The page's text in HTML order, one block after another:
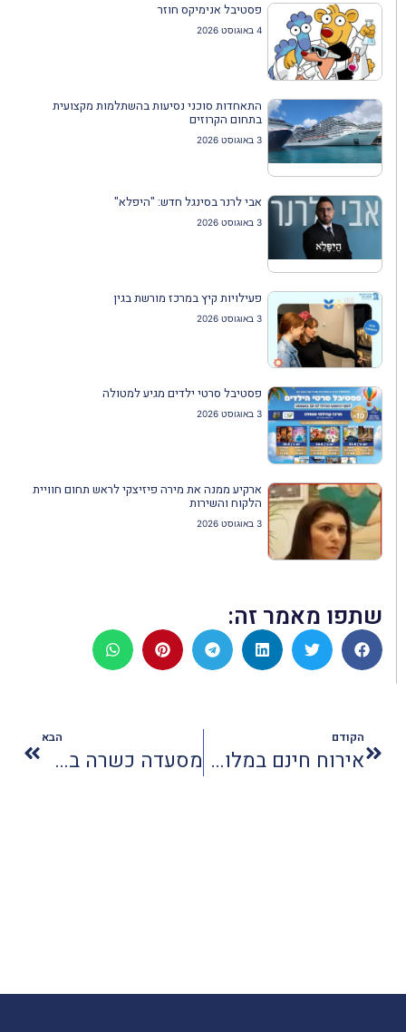
פסטיבל אנימיקס חוזר
4 באוגוסט 2026
התאחדות סוכני נסיעות בהשתלמות מקצועית
בתחום הקרוזים
3 באוגוסט 2026
אבי לרנר בסינגל חדש: "היפלא"
3 באוגוסט 2026
פעילויות קיץ במרכז מורשת בגין
3 באוגוסט 2026
פסטיבל סרטי ילדים מגיע למטולה
3 באוגוסט 2026
ארקיע ממנה את מירה פיזיצקי לראש תחום חוויית
הלקוח והשירות
3 באוגוסט 2026
שתפו מאמר זה:
הקודם
אירוח חינם במלונות פתאל לקשישים ללא מרחב מוגן
הבא
מסעדה כשרה באתונה נחלצת לטובת ישראלים התקועים שם